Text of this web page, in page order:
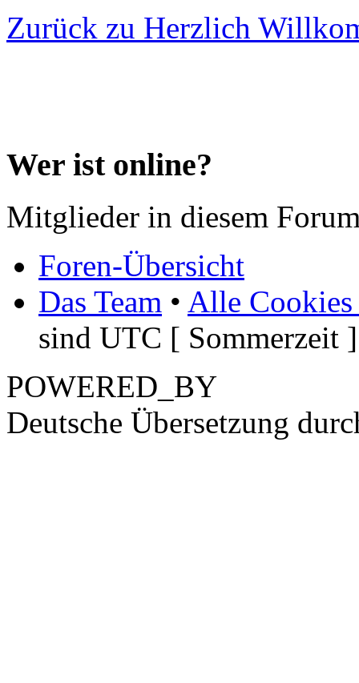
Zurück zu Herzlich
Wer ist online?
Mitglieder in diesem
Foren-Übersicht
Das Team • Alle Cookies
sind UTC [ Sommerzeit ]
POWERED_BY
Deutsche Übersetzung